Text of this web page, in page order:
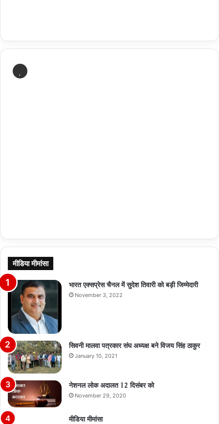
मीडिया मीमांसा
भारत एक्सप्रेस चैनल में सुदेश तिवारी को बड़ी जिम्मेदारी
November 3, 2022
सिवनी मालवा पत्रकार संघ अध्यक्ष बने विजय सिंह ठाकुर
January 10, 2021
नेशनल लोक अदालत 12 दिसंबर को
November 29, 2020
मीडिया मीमांसा